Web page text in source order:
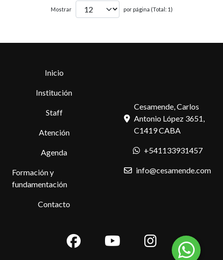
Mostrar por página (Total: 1)
Inicio
Institución
Staff
Atención
Agenda
Formación y
fundamentación
Contacto
Cesamende, Carlos
Antonio López 3651,
C1419 CABA
+541133931457
info@cesamende.com